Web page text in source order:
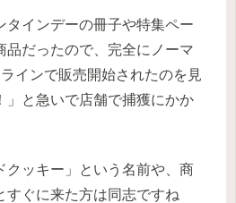
タインデーの冊子や特集ペー
品だったので、完全にノーマ
インで販売開始されたのを見
と急いで店舗で捕獲にかか
クッキー」という名前や、商
すぐに来た方は同志ですね